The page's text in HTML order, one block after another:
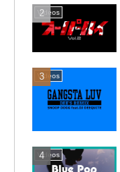
Videos
Videos
Videos